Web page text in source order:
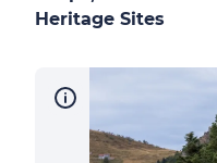
Heritage Sites